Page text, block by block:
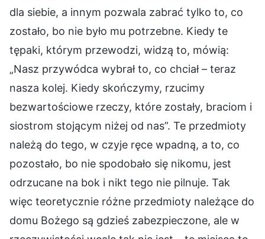
dla siebie, a innym pozwala zabrać tylko to, co
zostało, bo nie było mu potrzebne. Kiedy te
tępaki, którym przewodzi, widzą to, mówią:
„Nasz przywódca wybrał to, co chciał – teraz
nasza kolej. Kiedy skończymy, rzucimy
bezwartościowe rzeczy, które zostały, braciom i
siostrom stojącym niżej od nas”. Te przedmioty
należą do tego, w czyje ręce wpadną, a to, co
pozostało, bo nie spodobało się nikomu, jest
odrzucane na bok i nikt tego nie pilnuje. Tak
więc teoretycznie różne przedmioty należące do
domu Bożego są gdzieś zabezpieczone, ale w